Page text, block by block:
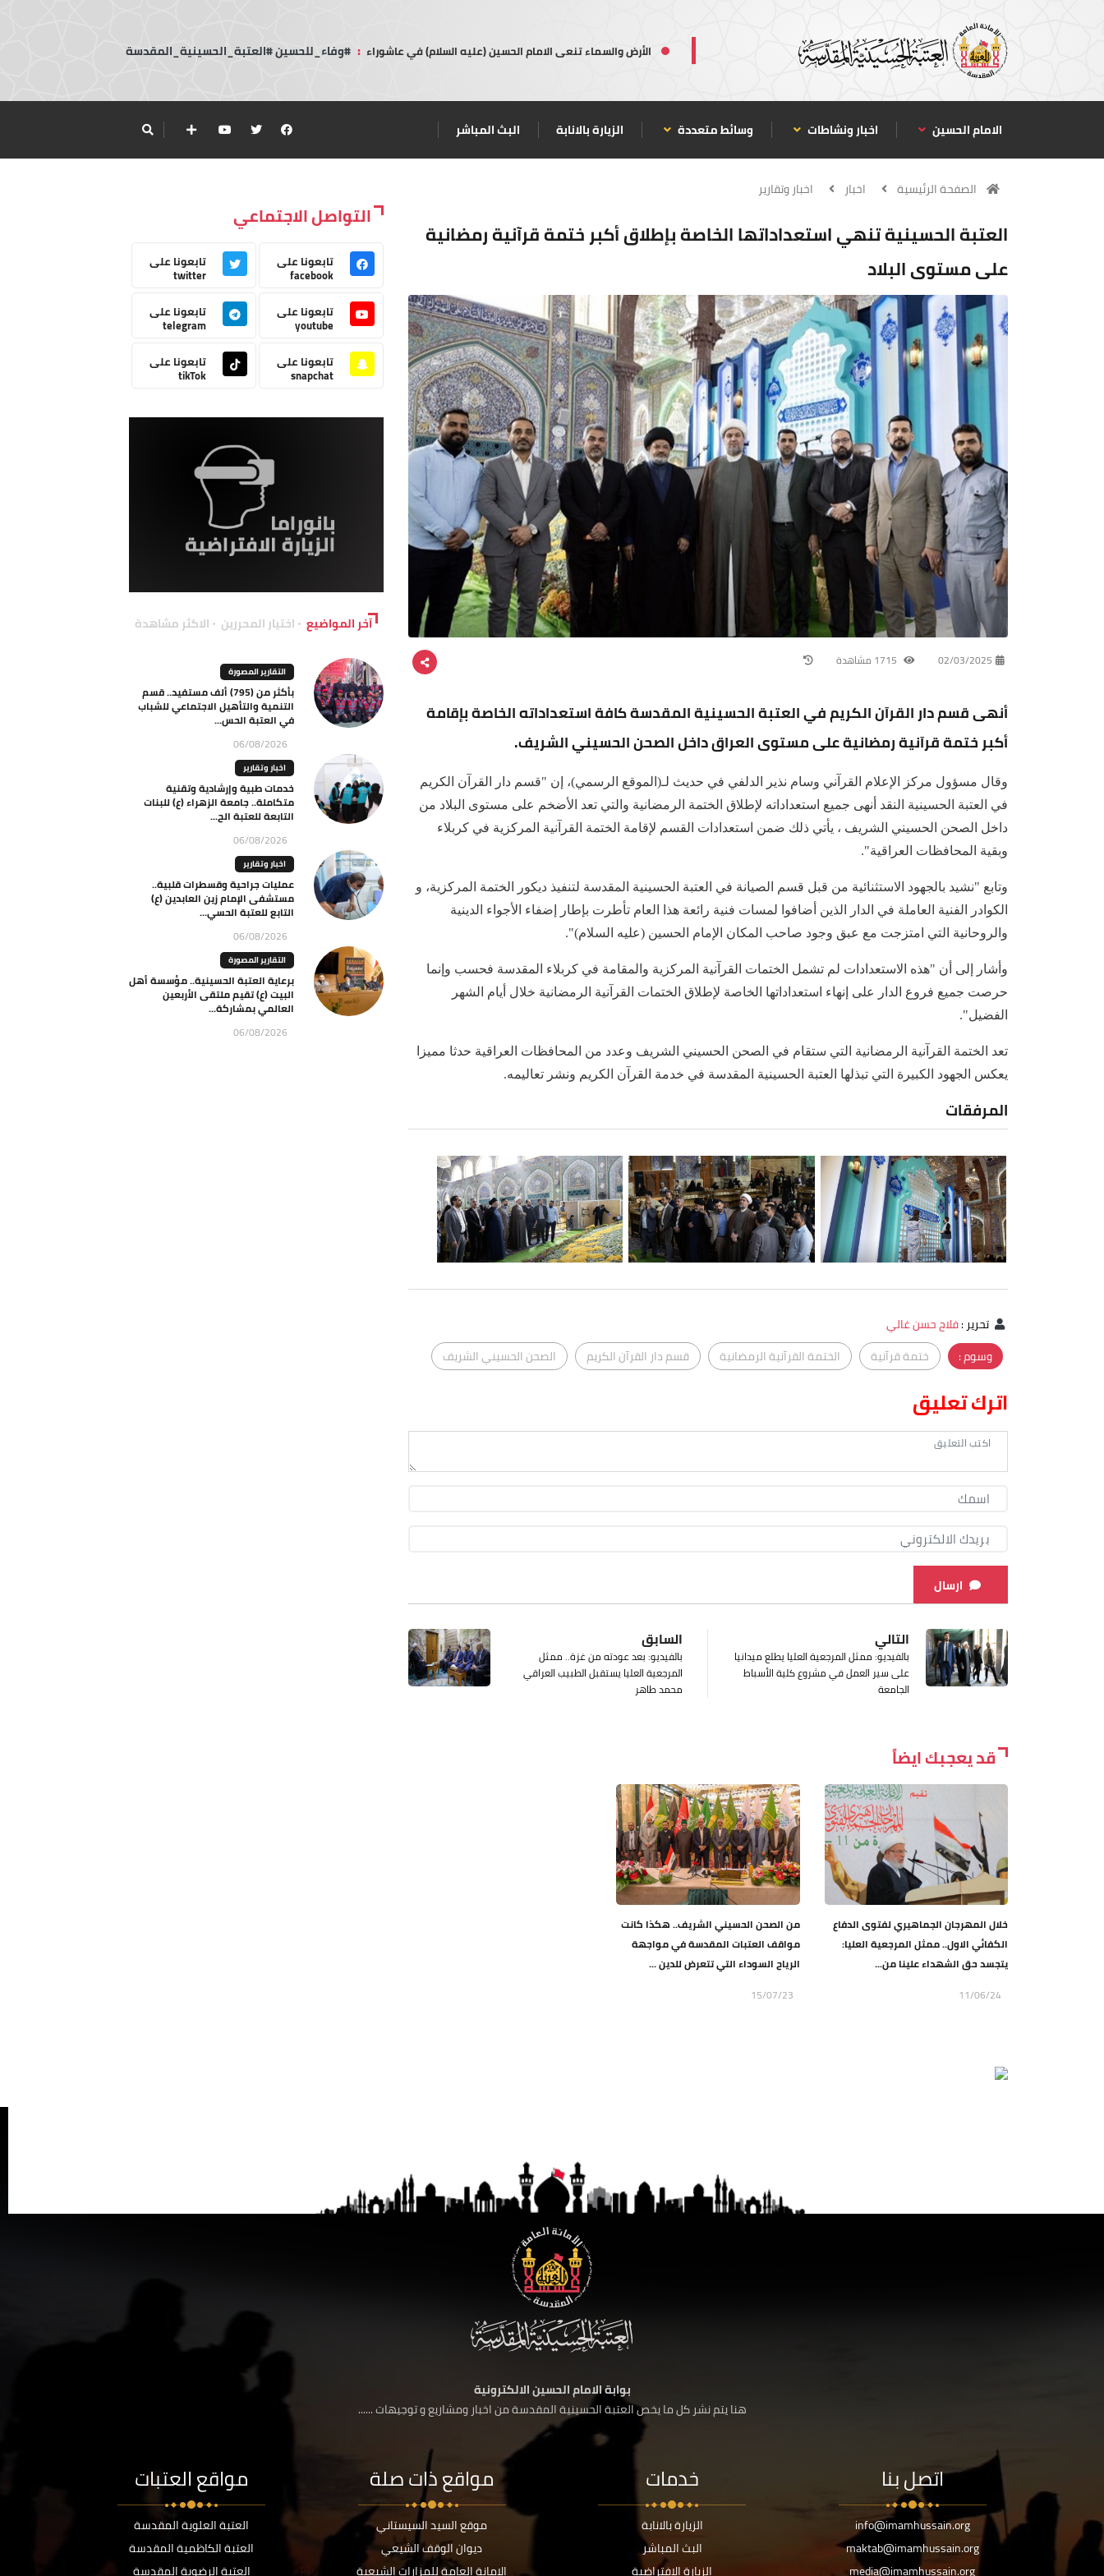
الأرض والسماء تنعى الامام الحسين (عليه السلام) في عاشوراء : #وفاء_للحسين #العتبة_الحسينية_المقدسة
الامام الحسين اخبار ونشاطات وسائط متعددة الزيارة بالانابة البث المباشر
الصفحة الرئيسية اخبار اخبار وتقارير
العتبة الحسينية تنهي استعداداتها الخاصة بإطلاق أكبر ختمة قرآنية رمضانية
على مستوى البلاد
02/03/2025
أنهى قسم دار القرآن الكريم في العتبة الحسينية المقدسة كافة استعداداته الخاصة بإقامة
أكبر ختمة قرآنية رمضانية على مستوى العراق داخل الصحن الحسيني الشريف.
وقال مسؤول مركز الإعلام القرآني وسام نذير الدلفي في حديث لـ(الموقع الرسمي)، إن "قسم دار القرآن الكريم
في العتبة الحسينية النقد أنهى جميع استعداداته لإطلاق الختمة الرمضانية والتي تعد الأضخم على مستوى البلاد من
داخل الصحن الحسيني الشريف ، يأتي ذلك ضمن استعدادات القسم لإقامة الختمة القرآنية المركزية في كربلاء
وبقية المحافظات العراقية".
وتابع "نشيد بالجهود الاستثنائية من قبل قسم الصيانة في العتبة الحسينية المقدسة لتنفيذ ديكور الختمة المركزية، و
الكوادر الفنية العاملة في الدار الذين أضافوا لمسات فنية رائعة هذا العام تأطرت بإطار إضفاء الأجواء الدينية
والروحانية التي امتزجت مع عبق وجود صاحب المكان الإمام الحسين (عليه السلام)".
وأشار إلى أن "هذه الاستعدادات لم تشمل الختمات القرآنية المركزية والمقامة في كربلاء المقدسة فحسب وإنما
حرصت جميع فروع الدار على إنهاء استعداداتها الخاصة لإطلاق الختمات القرآنية الرمضانية خلال أيام الشهر
الفضيل".
تعد الختمة القرآنية الرمضانية التي ستقام في الصحن الحسيني الشريف وعدد من المحافظات العراقية حدثا مميزا
يعكس الجهود الكبيرة التي تبذلها العتبة الحسينية المقدسة في خدمة القرآن الكريم ونشر تعاليمه.
المرفقات
تحرير:فلاح حسن غالي
وسوم :
ختمة قرآنية الختمة القرآنية الرمضانية قسم دار القرآن الكريم الصحن الحسيني الشريف
اترك تعليق
ارسال
السابق
بالفيديو: بعد عودته من غزة.. ممثل
المرجعية العليا يستقبل الطبيب العراقي
محمد طاهر
التالي
بالفيديو: ممثل المرجعية العليا يطلع ميدانيا
على سير العمل في مشروع كلية الأسباط
الجامعة
قد يعجبك ايضاً
خلال المهرجان الجماهيري لفتوى الدفاع
الكفائي الاول.. ممثل المرجعية العليا:
يتجسد حق الشهداء علينا من...
11/06/24
من الصحن الحسيني الشريف.. هكذا كانت
مواقف العتبات المقدسة في مواجهة
الرياح السوداء التي تتعرض للدين ...
15/07/23
التواصل الاجتماعي
تابعونا على
facebook
تابعونا على
twitter
تابعونا على
youtube
تابعونا على
telegram
تابعونا على
snapchat
تابعونا على
tikTok
آخر المواضيع اختيار المحررين الاكثر مشاهدة
التقارير المصورة
بأكثر من (795) ألف مستفيد.. قسم
التنمية والتأهيل الاجتماعي للشباب
في العتبة الحس...
06/08/2026
اخبار وتقارير
خدمات طبية وإرشادية وتقنية
متكاملة.. جامعة الزهراء (ع) للبنات
التابعة للعتبة الح...
06/08/2026
اخبار وتقارير
عمليات جراحية وقسطرات قلبية..
مستشفى الإمام زين العابدين (ع)
التابع للعتبة الحسي...
06/08/2026
التقارير المصورة
برعاية العتبة الحسينية.. مؤسسة أهل
البيت (ع) تقيم ملتقى الأربعين
العالمي بمشاركة...
06/08/2026
بوابة الامام الحسين الالكترونية
هنا يتم نشر كل ما يخص العتبة الحسينية المقدسة من اخبار ومشاريع و توجيهات ......
اتصل بنا
info@imamhussain.org
maktab@imamhussain.org
media@imamhussain.org
خدمات
الزيارة بالانابة
البث المباشر
الزيارة الافتراضية
مواقع ذات صلة
موقع السيد السيستاني
ديوان الوقف الشيعي
الامانة العامة للمزارات الشيعية
مواقع العتبات
العتبة العلوية المقدسة
العتبة الكاظمية المقدسة
العتبة الرضوية المقدسة